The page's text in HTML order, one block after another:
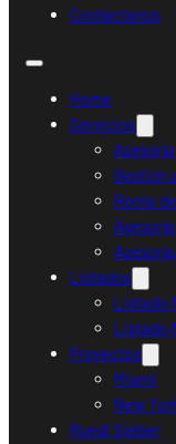
Contáctanos
Home
Servicios
Gestión
Renta
Listados
Listado
Listado
Proyectos
Miami
New
Ruedi Sieber